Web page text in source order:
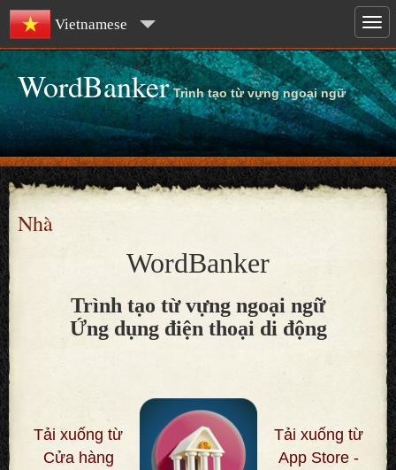
Vietnamese
WordBanker Trình tạo từ vựng ngoại ngữ
Nhà
WordBanker
Trình tạo từ vựng ngoại ngữ
Ứng dụng điện thoại di động
Tải xuống từ
Cửa hàng
Tải xuống từ
App Store -